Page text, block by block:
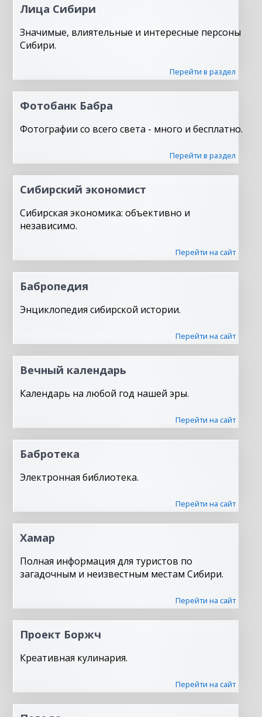
Лица Сибири
Значимые, влиятельные и интересные персоны
Сибири.
Перейти в раздел
Фотобанк Бабра
Фотографии со всего света - много и бесплатно.
Перейти в раздел
Сибирский экономист
Сибирская экономика: объективно и
независимо.
Перейти на сайт
Бабропедия
Энциклопедия сибирской истории.
Перейти на сайт
Вечный календарь
Календарь на любой год нашей эры.
Перейти на сайт
Бабротека
Электронная библиотека.
Перейти на сайт
Хамар
Полная информация для туристов по
загадочным и неизвестным местам Сибири.
Перейти на сайт
Проект Боржч
Креативная кулинария.
Перейти на сайт